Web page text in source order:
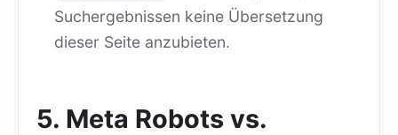
Suchergebnissen keine Übersetzung
dieser Seite anzubieten.
5. Meta Robots vs.